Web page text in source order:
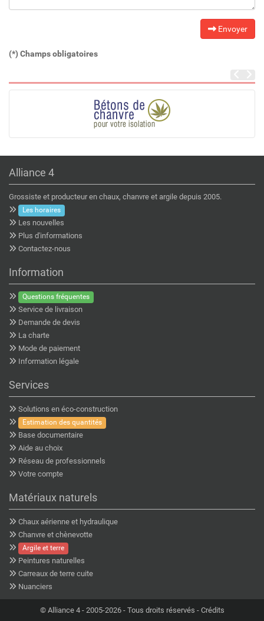
Envoyer
(*) Champs obligatoires
Alliance 4
Grossiste et producteur en chaux, chanvre et argile depuis 2005.
Les horaires
Les nouvelles
Plus d'informations
Contactez-nous
Information
Questions fréquentes
Service de livraison
Demande de devis
La charte
Mode de paiement
Information légale
Services
Solutions en éco-construction
Estimation des quantités
Base documentaire
Aide au choix
Réseau de professionnels
Votre compte
Matériaux naturels
Chaux aérienne et hydraulique
Chanvre et chènevotte
Argile et terre
Peintures naturelles
Carreaux de terre cuite
Nuanciers
© Alliance 4- 2005-2026 - Tous droits réservés - Crédits